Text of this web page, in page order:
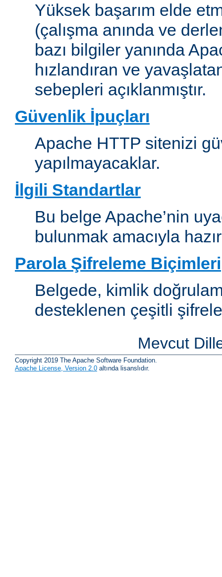
Yüksek başarım elde
(çalışma anında ve
bazı bilgiler yanında
hızlandıran ve
sebepleri açıklanmıştır.
Güvenlik İpuçları
Apache HTTP sitenizi
yapılmayacaklar.
İlgili Standartlar
Bu belge Apache’nin
bulunmak amacıyla
Parola Şifreleme Biçimleri
Belgede, kimlik
desteklenen çeşitli
Mevcut
Copyright 2019 The Apache Software Foundation.
Apache License, Version 2.0 altında lisanslıdır.